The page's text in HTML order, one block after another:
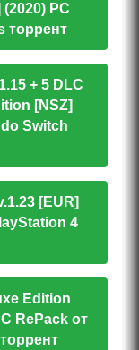
PC
торрент
+ 5 DLC
[NSZ]
Switch
[EUR]
4
Edition​​​​​​​
RePack от